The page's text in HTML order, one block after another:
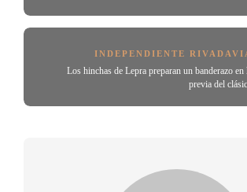
INDEPENDIENTE
Los hinchas de Lepra preparan un banderazo en
previa del